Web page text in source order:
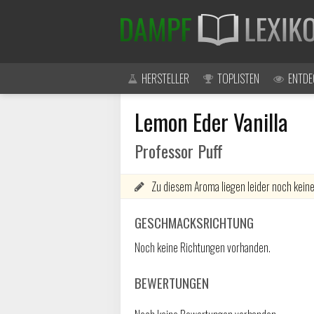
HERSTELLER TOPLISTEN
Lemon Eder Vanilla
Professor Puff
Zu diesem Aroma liegen leider noch
GESCHMACKSRICHTUNG
Noch keine Richtungen vorhanden.
BEWERTUNGEN